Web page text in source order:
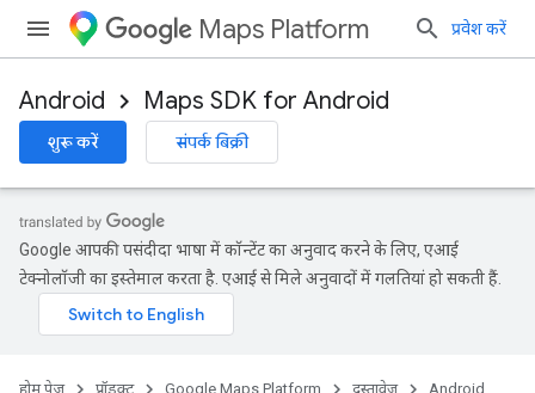
Maps Platform प्रवेश करें
Android Maps SDK for Android
शुरू करें संपर्क बिक्री
Google आपकी पसंदीदा भाषा में कॉन्टेंट का अनुवाद करने के लिए, एआई
टेक्नोलॉजी का इस्तेमाल करता है. एआई से मिले अनुवादों में गलतियां हो सकती हैं.
होम पेज प्रॉडक्ट Google Maps Platform दस्तावेज़
Android